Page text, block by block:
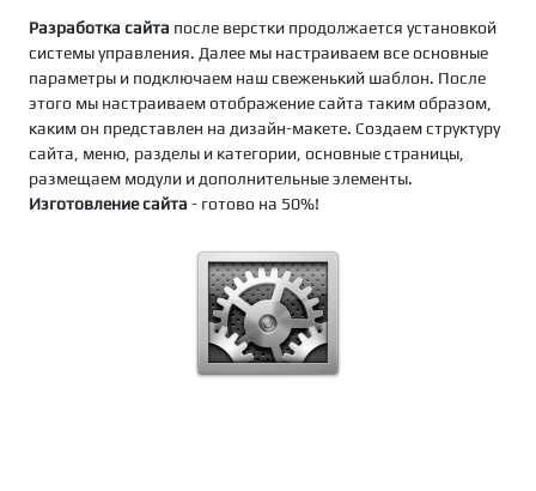
Разработка сайта после верстки продолжается установкой
системы управления. Далее мы настраиваем все основные
параметры и подключаем наш свеженький шаблон. После
этого мы настраиваем отображение сайта таким образом,
каким он представлен на дизайн-макете. Создаем структуру
сайта, меню, разделы и категории, основные страницы,
размещаем модули и дополнительные элементы.
Изготовление сайта - готово на 50%!